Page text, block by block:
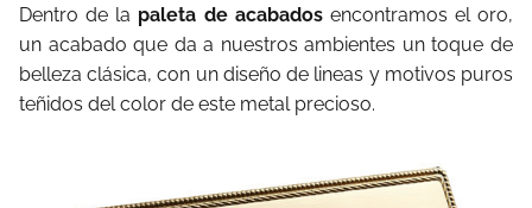
Dentro de la paleta de acabados encontramos el oro,
un acabado que da a nuestros ambientes un toque de
belleza clásica, con un diseño de lineas y motivos puros
teñidos del color de este metal precioso.